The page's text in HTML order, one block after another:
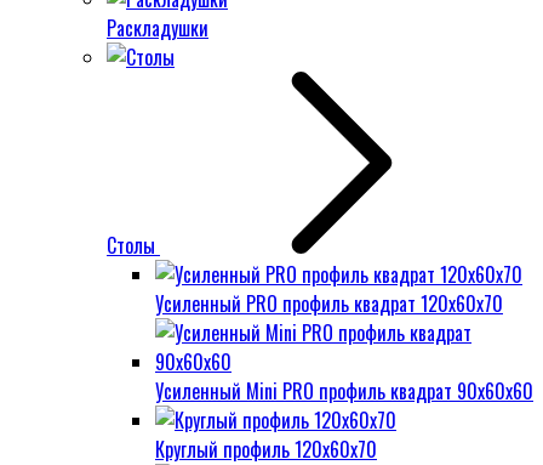
Раскладушки
Столы
Усиленный PRO профиль квадрат 120х60х70
Усиленный Mini PRO профиль квадрат 90х60х60
Круглый профиль 120х60х70